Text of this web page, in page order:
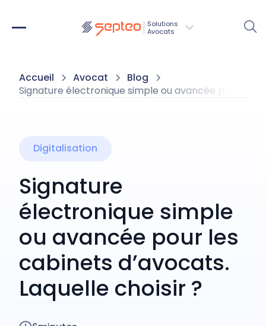
Solutions
Avocats
Accueil Avocat
Blog
Signature électronique simple ou avancée pour les
Digitalisation
Signature
électronique simple
ou avancée pour les
cabinets d’avocats.
Laquelle choisir ?